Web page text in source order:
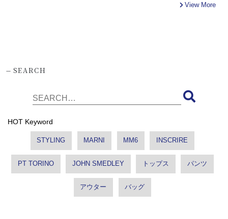
View More
-SEARCH
HOT Keyword
STYLING MARNI MM6 INSCRIRE
PT TORINO JOHN SMEDLEY トップス パンツ
アウター バッグ